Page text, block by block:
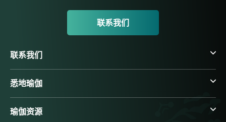
联系我们
联系我们
悉地瑜伽
瑜伽资源